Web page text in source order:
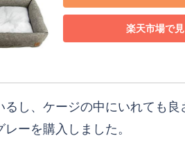
楽天市場で
るし、ケージの中にいれても
ーを購入しました。